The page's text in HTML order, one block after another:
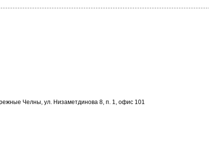
Челны, ул. Низаметдинова 8, п. 1, офис 101